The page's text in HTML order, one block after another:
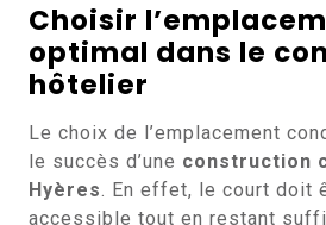
Choisir
optimal dans le
hôtelier
Le choix de l’emplacement
le succès d’une construction
Hyères. En effet, le court doit
accessible tout en restant